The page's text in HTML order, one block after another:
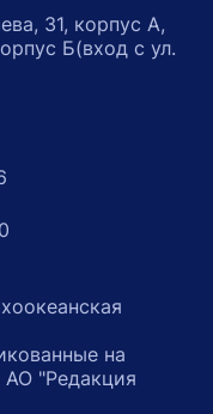
31, корпус А,
Б(вход с ул.
на
АО "Редакция